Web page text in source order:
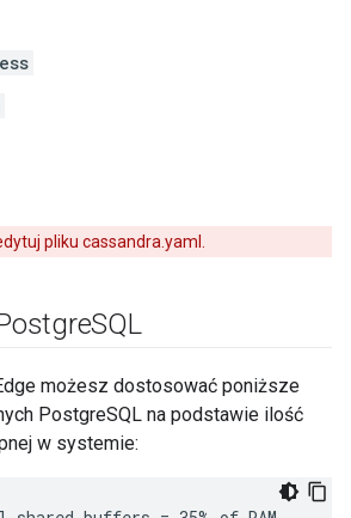
pliku cassandra.yaml.
SQL
możesz dostosować poniższe
PostgreSQL na podstawie ilość
w systemie: